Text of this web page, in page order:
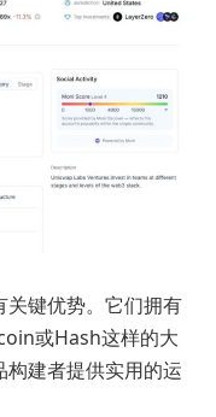
关键优势。它们拥有
或Hash这样的大
建者提供实用的运